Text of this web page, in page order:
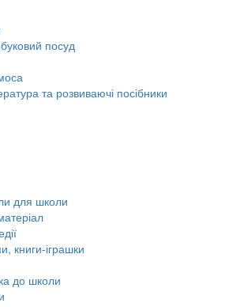
посуд
та розвиваючі посібники
для школи
книги-іграшки
до школи